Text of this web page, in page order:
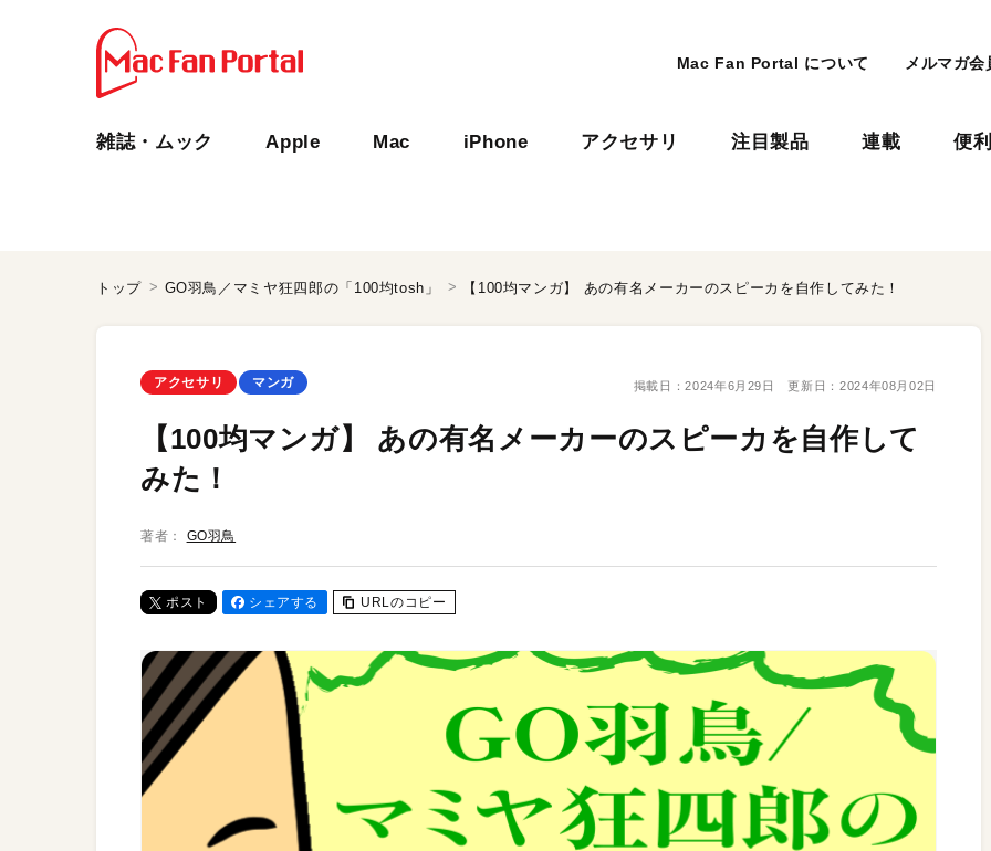
Mac Fan Portal について メルマガ会
雑誌・ムック Apple Mac iPhone アクセサリ 注目製品 連載 便
トップ GO羽鳥／マミヤ狂四郎の「100均tosh」 【100均マンガ】 あの有名メーカーのスピーカを自作してみた！
アクセサリ マンガ 掲載日：2024年6月29日 更新日： 2024年08月02日
【100均マンガ】 あの有名メーカーのスピーカを自作して
みた！
著者： GO羽鳥
ポスト シェアする URLのコピー